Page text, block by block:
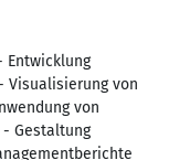
Entwicklung
Visualisierung von
von
- Gestaltung